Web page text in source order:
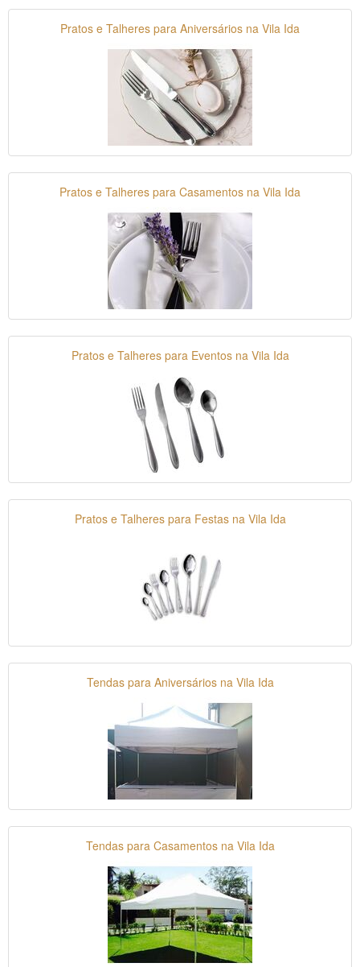
Pratos e Talheres para Aniversários na Vila Ida
Pratos e Talheres para Casamentos na Vila Ida
Pratos e Talheres para Eventos na Vila Ida
Pratos e Talheres para Festas na Vila Ida
Tendas para Aniversários na Vila Ida
Tendas para Casamentos na Vila Ida